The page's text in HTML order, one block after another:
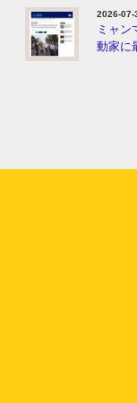
2026-07-
ミャン
動家に